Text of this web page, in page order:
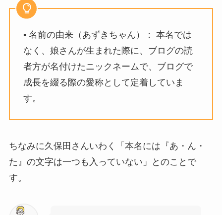
• 名前の由来（あずきちゃん）： 本名では
なく、娘さんが生まれた際に、ブログの読
者方が名付けたニックネームで、ブログで
成長を綴る際の愛称として定着していま
す。
ちなみに久保田さんいわく「本名には『あ・ん・
た』の文字は一つも入っていない」とのことで
す。